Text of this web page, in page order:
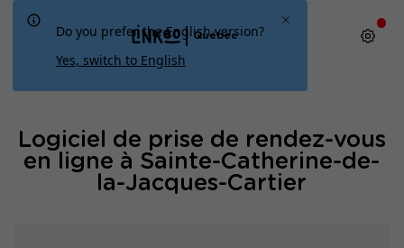
Québec
Logiciel de prise de rendez-vous
en ligne à Sainte-Catherine-de-
la-Jacques-Cartier
Do you prefer the English version?
Yes, switch to English